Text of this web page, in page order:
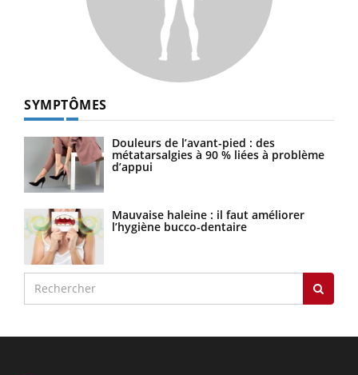
SYMPTÔMES
Douleurs de l’avant-pied : des
métatarsalgies à 90 % liées à problème
d’appui
Mauvaise haleine : il faut améliorer
l’hygiène bucco-dentaire